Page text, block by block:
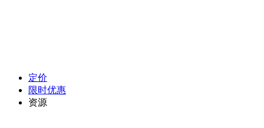
定价
限时优惠
资源